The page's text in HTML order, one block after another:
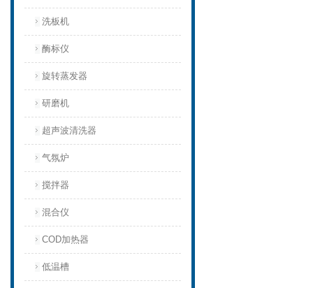
洗板机
酶标仪
旋转蒸发器
研磨机
超声波清洗器
气氛炉
搅拌器
混合仪
COD加热器
低温槽